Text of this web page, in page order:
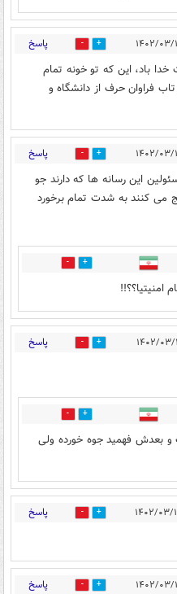
1 پاسخ
باد، این که تو خونه تمام
فراوان حرف از دانشگاه و
3 پاسخ
این رسانه ها که دارند جو
می کنند به شدت تمام برخورد
0
امنیتیا؟؟!!
54 پاسخ
1
بعدش فهمید جوه خورده ولی
7 پاسخ
51 پاسخ